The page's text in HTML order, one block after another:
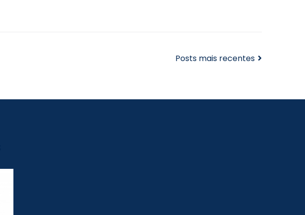
Posts mais recentes